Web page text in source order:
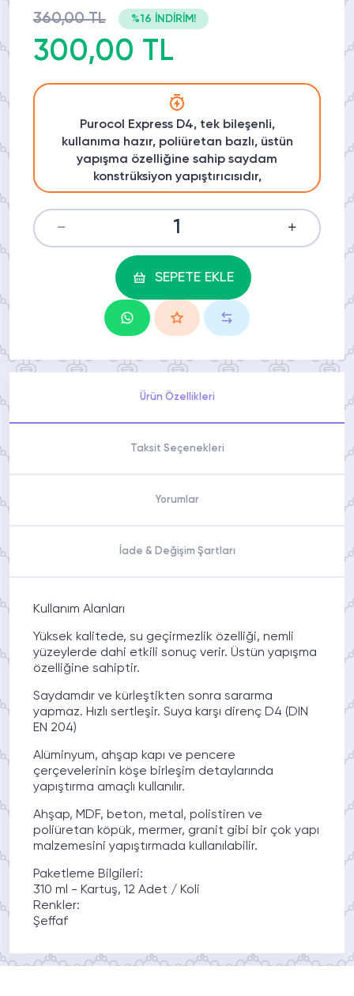
360,00 TL %16 İNDİRİM!
300,00 TL
Purocol Express D4, tek bileşenli,
kullanıma hazır, poliüretan bazlı, üstün
yapışma özelliğine sahip saydam
konstrüksiyon yapıştırıcısıdır,
SEPETE EKLE
Ürün Özellikleri
Taksit Seçenekleri
Yorumlar
İade & Değişim Şartları
Kullanım Alanları
Yüksek kalitede, su geçirmezlik özelliği, nemli
yüzeylerde dahi etkili sonuç verir. Üstün yapışma
özelliğine sahiptir.
Saydamdır ve kürleştikten sonra sararma
yapmaz. Hızlı sertleşir. Suya karşı direnç D4 (DIN
EN 204)
Alüminyum, ahşap kapı ve pencere
çerçevelerinin köşe birleşim detaylarında
yapıştırma amaçlı kullanılır.
Ahşap, MDF, beton, metal, polistiren ve
poliüretan köpük, mermer, granit gibi bir çok yapı
malzemesini yapıştırmada kullanılabilir.
Paketleme Bilgileri:
310 ml - Kartuş, 12 Adet / Koli
Renkler:
Şeffaf